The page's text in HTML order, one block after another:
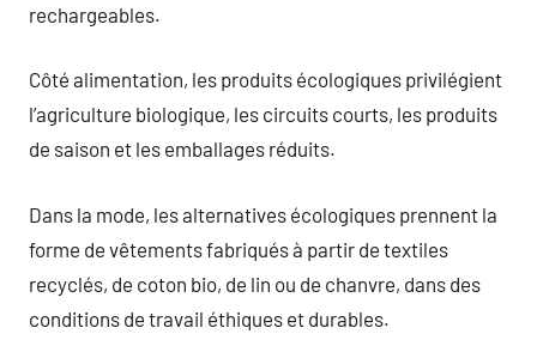
rechargeables.
Côté alimentation, les produits écologiques privilégient
l’agriculture biologique, les circuits courts, les produits
de saison et les emballages réduits.
Dans la mode, les alternatives écologiques prennent la
forme de vêtements fabriqués à partir de textiles
recyclés, de coton bio, de lin ou de chanvre, dans des
conditions de travail éthiques et durables.